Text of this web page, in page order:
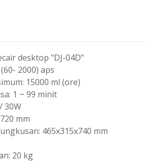
desktop "DJ-04D"
2000) aps
15000 ml (ore)
1 ~ 99 minit
30W
mm
465x315x740 mm
20 kg